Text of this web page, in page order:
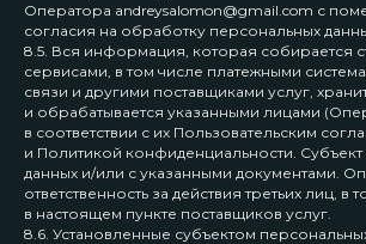
Оператора andreysalomon@gmail.com с
согласия на обработку персональных
8.5. Вся информация, которая собирается
сервисами, в том числе платежными
связи и другими поставщиками услуг,
и обрабатывается указанными лицами
в соответствии с их Пользовательским
и Политикой конфиденциальности.
данных и/или с указанными документами.
ответственность за действия третьих лиц, в
в настоящем пункте поставщиков услуг.
8.6. Установленные субъектом